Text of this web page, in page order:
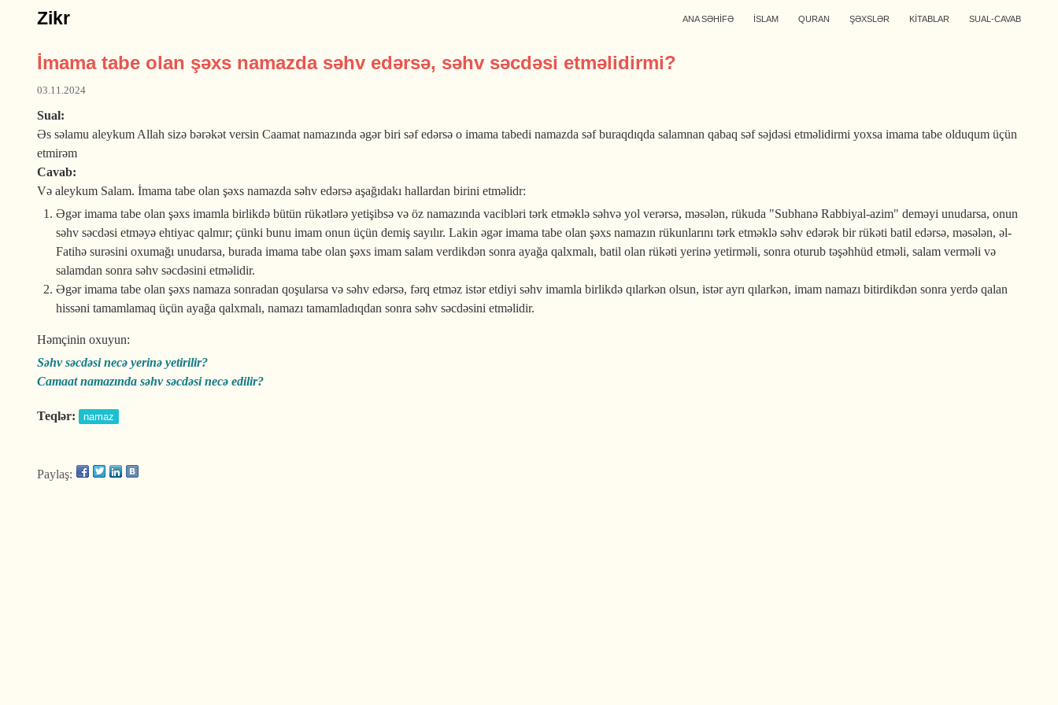
Zikr ANA SƏHİFƏ İSLAM QURAN ŞƏXSLƏR KİTABLAR SUAL-CAVAB
İmama tabe olan şəxs namazda səhv edərsə, səhv səcdəsi etməlidirmi?
03.11.2024
Sual:
Əs səlamu aleykum Allah sizə bərəkət versin Caamat namazında əgər biri səf edərsə o imama tabedi namazda səf buraqdıqda salamnan qabaq səf səjdəsi etməlidirmi yoxsa imama tabe olduqum üçün
etmirəm
Cavab:
Və aleykum Salam. İmama tabe olan şəxs namazda səhv edərsə aşağıdakı hallardan birini etməlidr:
Əgər imama tabe olan şəxs imamla birlikdə bütün rükətlərə yetişibsə və öz namazında vacibləri tərk etməklə səhvə yol verərsə, məsələn, rükuda "Subhanə Rabbiyal-azim" deməyi unudarsa, onun
səhv səcdəsi etməyə ehtiyac qalmır; çünki bunu imam onun üçün demiş sayılır. Lakin əgər imama tabe olan şəxs namazın rükunlarını tərk etməklə səhv edərək bir rükəti batil edərsə, məsələn, əl-
Fatihə surəsini oxumağı unudarsa, burada imama tabe olan şəxs imam salam verdikdən sonra ayağa qalxmalı, batil olan rükəti yerinə yetirməli, sonra oturub təşəhhüd etməli, salam verməli və
salamdan sonra səhv səcdəsini etməlidir.
Əgər imama tabe olan şəxs namaza sonradan qoşularsa və səhv edərsə, fərq etməz istər etdiyi səhv imamla birlikdə qılarkən olsun, istər ayrı qılarkən, imam namazı bitirdikdən sonra yerdə qalan
hissəni tamamlamaq üçün ayağa qalxmalı, namazı tamamladıqdan sonra səhv səcdəsini etməlidir.
Həmçinin oxuyun:
Səhv səcdəsi necə yerinə yetirilir?
Camaat namazında səhv səcdəsi necə edilir?
Teqlər: namaz
Paylaş: